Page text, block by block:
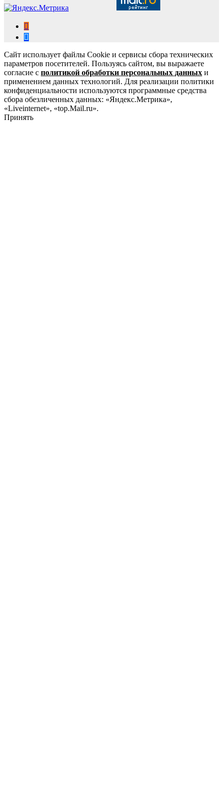
Сайт использует файлы Cookie и сервисы сбора технических
параметров посетителей. Пользуясь сайтом, вы выражаете
согласие с политикой обработки персональных данных и
применением данных технологий. Для реализации политики
конфиденциальности используются программные средства
сбора обезличенных данных: «Яндекс.Метрика»,
«Liveinternet», «top.Mail.ru».
Принять